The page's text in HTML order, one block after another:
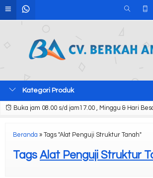
Kategori Produk
Buka jam 08.00 s/d jam17.00 , Minggu & Hari
Beranda » Tags "Alat Penguji Struktur Tanah"
Tags Alat Penguji Struktur